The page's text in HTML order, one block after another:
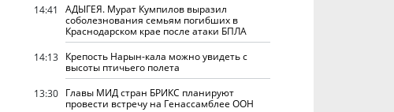
14:41
АДЫГЕЯ. Мурат Кумпилов выразил
соболезнования семьям погибших в
Краснодарском крае после атаки БПЛА
14:13 Крепость Нарын-кала можно увидеть с
высоты птичьего полета
13:30 Главы МИД стран БРИКС планируют
провести встречу на Генассамблее ООН